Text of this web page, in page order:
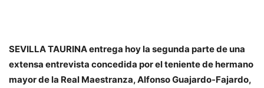
SEVILLA TAURINA entrega hoy la segunda parte de una
extensa entrevista concedida por el teniente de hermano
mayor de la Real Maestranza, Alfonso Guajardo-Fajardo,